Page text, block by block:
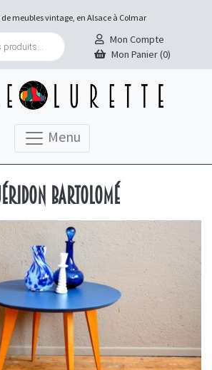
meubles vintage, en Alsace à Colmar
Mon Compte
Mon Panier (0)
Menu
Bartolomé